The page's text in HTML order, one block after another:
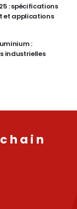
: spécifications
et applications
:
industrielles